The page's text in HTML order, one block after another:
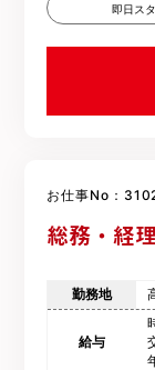
即日ス
お仕事No：
総務・経
勤務地
給与